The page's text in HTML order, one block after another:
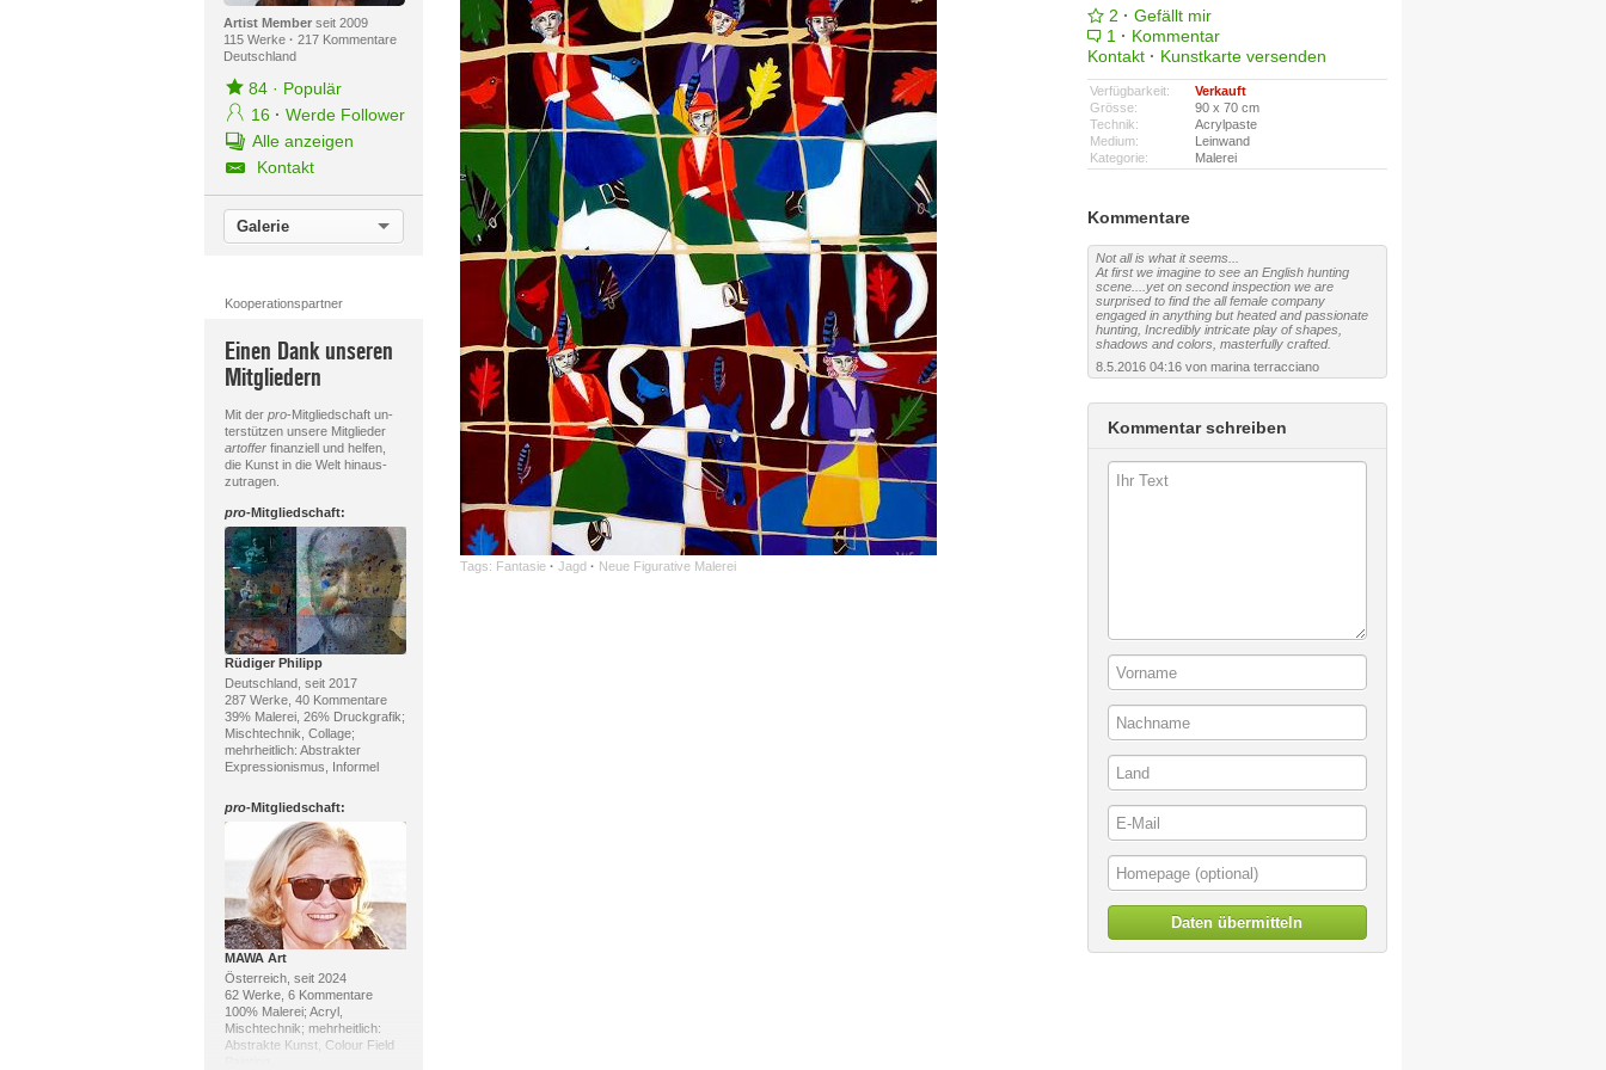
Artist Memberseit 2009
115 Werke · 217 Kommentare
Deutschland
84· Populär
16 · Werde Follower
Alle anzeigen
Kontakt
Galerie
Kooperationspartner
Einen Dank unseren
Mitgliedern
Mit der pro-Mitgliedschaft un-
terstützen unsere Mitglieder
artofferfinanziell und helfen,
die Kunst in die Welt hinaus-
zutragen.
pro-Mitgliedschaft:
Rüdiger Philipp
Deutschland, seit 2017
287 Werke, 40 Kommentare
39% Malerei, 26% Druckgrafik;
Mischtechnik, Collage;
mehrheitlich: Abstrakter
Expressionismus, Informel
pro-Mitgliedschaft:
MAWA Art
Österreich, seit 2024
62 Werke, 6 Kommentare
100% Malerei; Acryl,
Mischtechnik; mehrheitlich:
Abstrakte Kunst, Colour Field
Tags: Fantasie · Jagd · Neue Figurative Malerei
2 · Gefällt mir
1 · Kommentar
Kontakt · Kunstkarte versenden
Verfügbarkeit:
Verkauft
Grösse:
90 x 70 cm
Technik:
Acrylpaste
Medium:
Leinwand
Kategorie:
Malerei
Kommentare
Not all is what it seems...
At first we imagine to see an English hunting
scene....yet on second inspection we are
surprised to find the all female company
engaged in anything but heated and passionate
hunting, Incredibly intricate play of shapes,
shadows and colors, masterfully crafted.
8.5.2016 04:16 von marina terracciano
Kommentar schreiben
Daten übermitteln